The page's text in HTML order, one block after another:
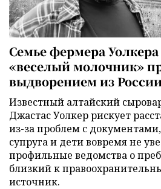
Семье фермера
«веселый молочник»
выдворением из
Известный алтайский
Джастас Уолкер рискует
из-за проблем с
супруга и дети вовремя не
профильные ведомства о
близкий к
источник.